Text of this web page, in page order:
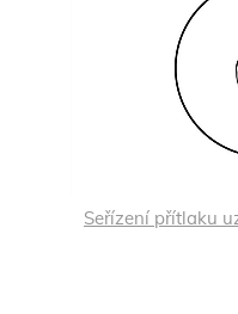
Seřízení přítlaku